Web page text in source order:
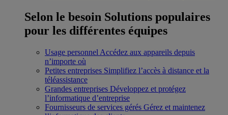
Selon le besoin Solutions populaires
pour les différentes équipes
Usage personnel Accédez aux appareils depuis
n’importe où
Petites entreprises Simplifiez l’accès à distance et la
téléassistance
Grandes entreprises Développez et protégez
l’informatique d’entreprise
Fournisseurs de services gérés Gérez et maintenez